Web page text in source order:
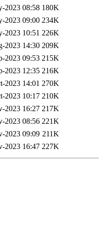
2023 08:58 180K
2023 09:00 234K
2023 10:51 226K
2023 14:30 209K
2023 09:53 215K
2023 12:35 216K
2023 14:01 270K
2023 10:17 210K
2023 16:27 217K
2023 08:56 221K
2023 09:09 211K
2023 16:47 227K